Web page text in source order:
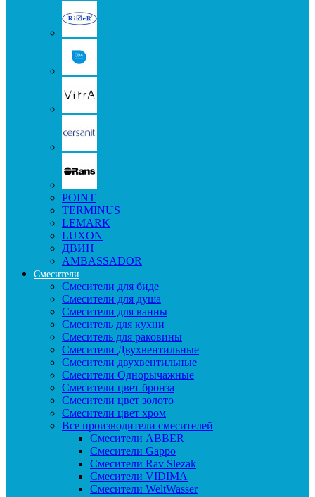
POINT
TERMINUS
LEMARK
LUXON
ДВИН
AMBASSADOR
Смесители
Смесители для биде
Смесители для душа
Смесители для ванны
Смеситель для кухни
Смеситель для раковины
Смесители Двухвентильные
Смесители двухвентильные
Смесители Однорычажные
Смесители цвет бронза
Смесители цвет золото
Смесители цвет хром
Все производители смесителей
Cмесители ABBER
Cмесители Gappo
Cмесители Rav Slezak
Cмесители VIDIMA
Cмесители WeltWasser